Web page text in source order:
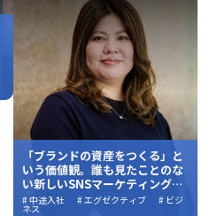
「ブランドの資産をつくる」と
いう価値観。誰も見たことのな
い新しいSNSマーケティングの
形を求めて
# 中途入社 # エグゼクティブ # ビジ
ネス